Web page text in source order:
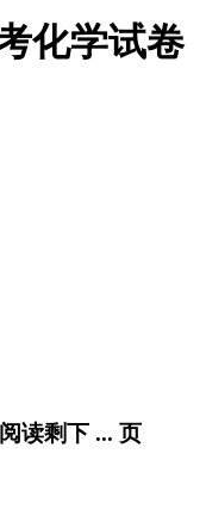
化学试卷
读剩下 ... 页